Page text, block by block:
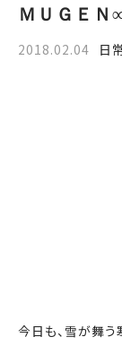
ＭＵＧＥＮ
2018.02.04 日
今日も、雪が舞う